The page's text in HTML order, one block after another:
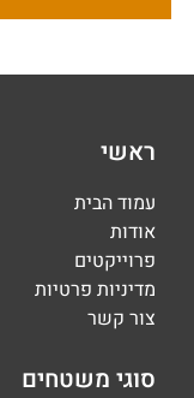
ראשי
עמוד הבית
אודות
פרוייקטים
מדיניות פרטיות
צור קשר
סוגי משטחים